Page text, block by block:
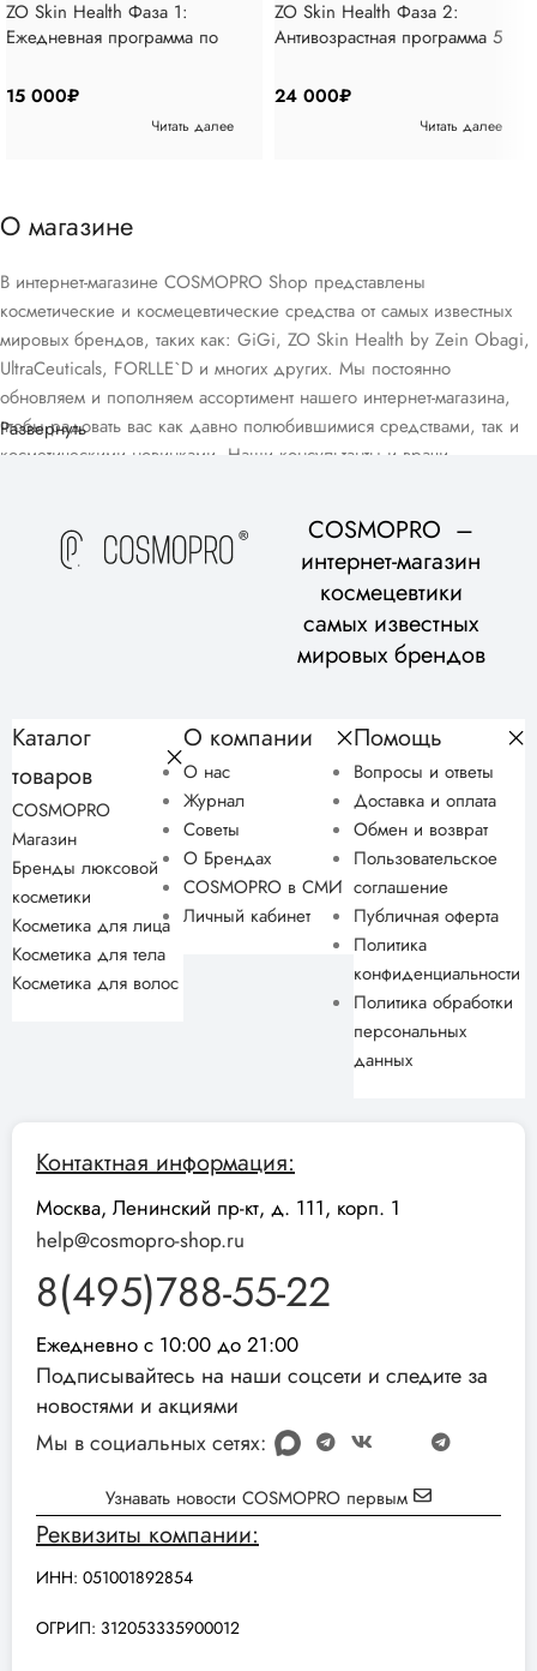
ZO Skin Health Фаза 1:
Ежедневная программа по
15 000₽
Читать далее
ZO Skin Health Фаза 2:
Антивозрастная программа 5
24 000₽
Читать далее
О магазине
В интернет-магазине COSMOPRO Shop представлены
косметические и космецевтические средства от самых известных
мировых брендов, таких как: GiGi, ZO Skin Health by Zein Obagi,
UltraCeuticals, FORLLE`D и многих других. Мы постоянно
обновляем и пополняем ассортимент нашего интернет-магазина,
чтобы радовать вас как давно полюбившимися средствами, так и
косметическими новинками. Наши консультанты и врачи-
консультации.
Развернуть
COSMOPRO –
интернет-магазин
космецевтики
самых известных
мировых брендов
Каталог
товаров
COSMOPRO
Магазин
Бренды люксовой
косметики
Косметика для лица
Косметика для тела
Косметика для волос
О компании
О нас
Журнал
Советы
О Брендах
COSMOPRO в СМИ
Личный кабинет
Помощь
Вопросы и ответы
Доставка и оплата
Обмен и возврат
Пользовательское
соглашение
Публичная оферта
Политика
конфиденциальности
Политика обработки
персональных
данных
Контактная информация:
Москва, Ленинский пр-кт, д. 111, корп. 1
help@cosmopro-shop.ru
8(495)788-55-22
Ежедневно с 10:00 до 21:00
Подписывайтесь на наши соцсети и следите за
новостями и акциями
Мы в социальных сетях:
Узнавать новости COSMOPRO первым
Реквизиты компании:
ИНН: 051001892854
ОГРИП: 312053335900012